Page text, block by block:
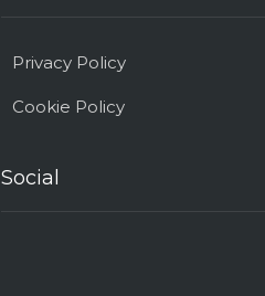
Privacy Policy
Cookie Policy
Social